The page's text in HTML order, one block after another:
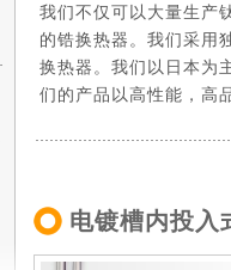
我们不仅可以大量生产
的锆换热器。我们采用
换热器。我们以日本为
们的产品以高性能，高
电镀槽内投入